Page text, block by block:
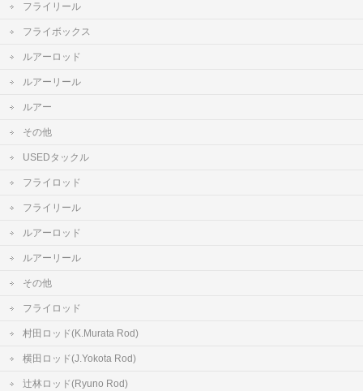
フライリール
フライボックス
ルアーロッド
ルアーリール
ルアー
その他
USEDタックル
フライロッド
フライリール
ルアーロッド
ルアーリール
その他
フライロッド
村田ロッド(K.Murata Rod)
横田ロッド(J.Yokota Rod)
辻林ロッド(Ryuno Rod)